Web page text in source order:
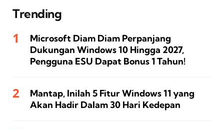
Trending
Microsoft Diam Diam Perpanjang
Dukungan Windows 10 Hingga 2027,
Pengguna ESU Dapat Bonus 1 Tahun!
Mantap, Inilah 5 Fitur Windows 11 yang
Akan Hadir Dalam 30 Hari Kedepan